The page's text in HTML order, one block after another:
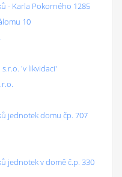
- Karla Pokorného 1285
10
'v likvidaci'
jednotek domu čp. 707
jednotek v domě č.p. 330